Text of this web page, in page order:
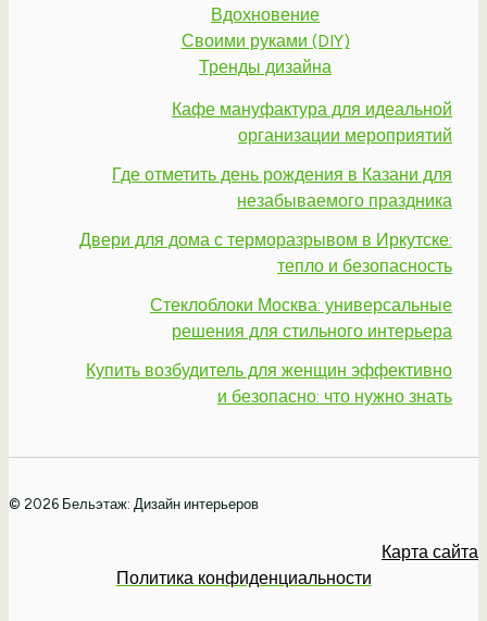
Вдохновение
Своими руками (DIY)
Тренды дизайна
Кафе мануфактура для идеальной
организации мероприятий
Где отметить день рождения в Казани для
незабываемого праздника
Двери для дома с терморазрывом в Иркутске:
тепло и безопасность
Стеклоблоки Москва: универсальные
решения для стильного интерьера
Купить возбудитель для женщин эффективно
и безопасно: что нужно знать
© 2026 Бельэтаж: Дизайн интерьеров
Карта сайта
Политика конфиденциальности